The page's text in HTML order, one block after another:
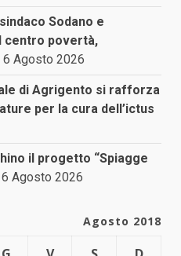
Sodano e
centro povertà,
6 Agosto 2026
di Agrigento si rafforza
per la cura dell’ictus
il progetto “Spiagge
6 Agosto 2026
Agosto 2018